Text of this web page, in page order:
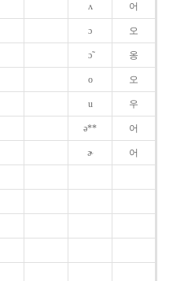
ʌ 어
ɔ 오
ɔ̃ 옹
o 오
u 우
ə** 어
ɚ 어